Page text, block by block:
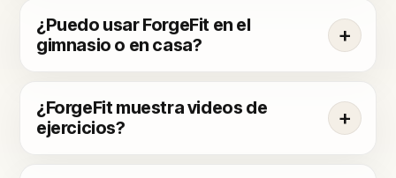
¿Puedo usar ForgeFit en el
gimnasio o en casa?
¿ForgeFit muestra videos de
ejercicios?